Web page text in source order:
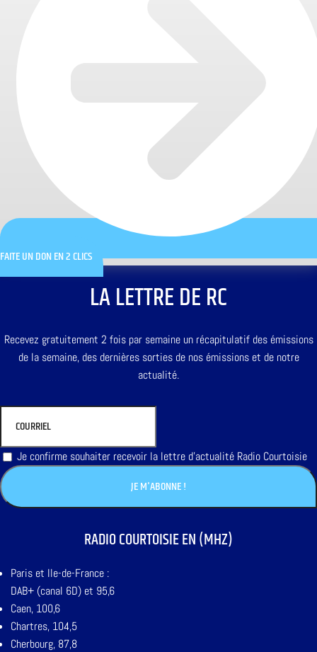
FAITE UN DON EN 2 CLICS
LA LETTRE DE RC
Recevez gratuitement 2 fois par semaine un récapitulatif des émissions
de la semaine, des dernières sorties de nos émissions et de notre
actualité.
Je confirme souhaiter recevoir la lettre d'actualité Radio Courtoisie
RADIO COURTOISIE EN (MHZ)
Paris et Ile-de-France :
DAB+ (canal 6D) et 95,6
Caen, 100,6
Chartres, 104,5
Cherbourg, 87,8